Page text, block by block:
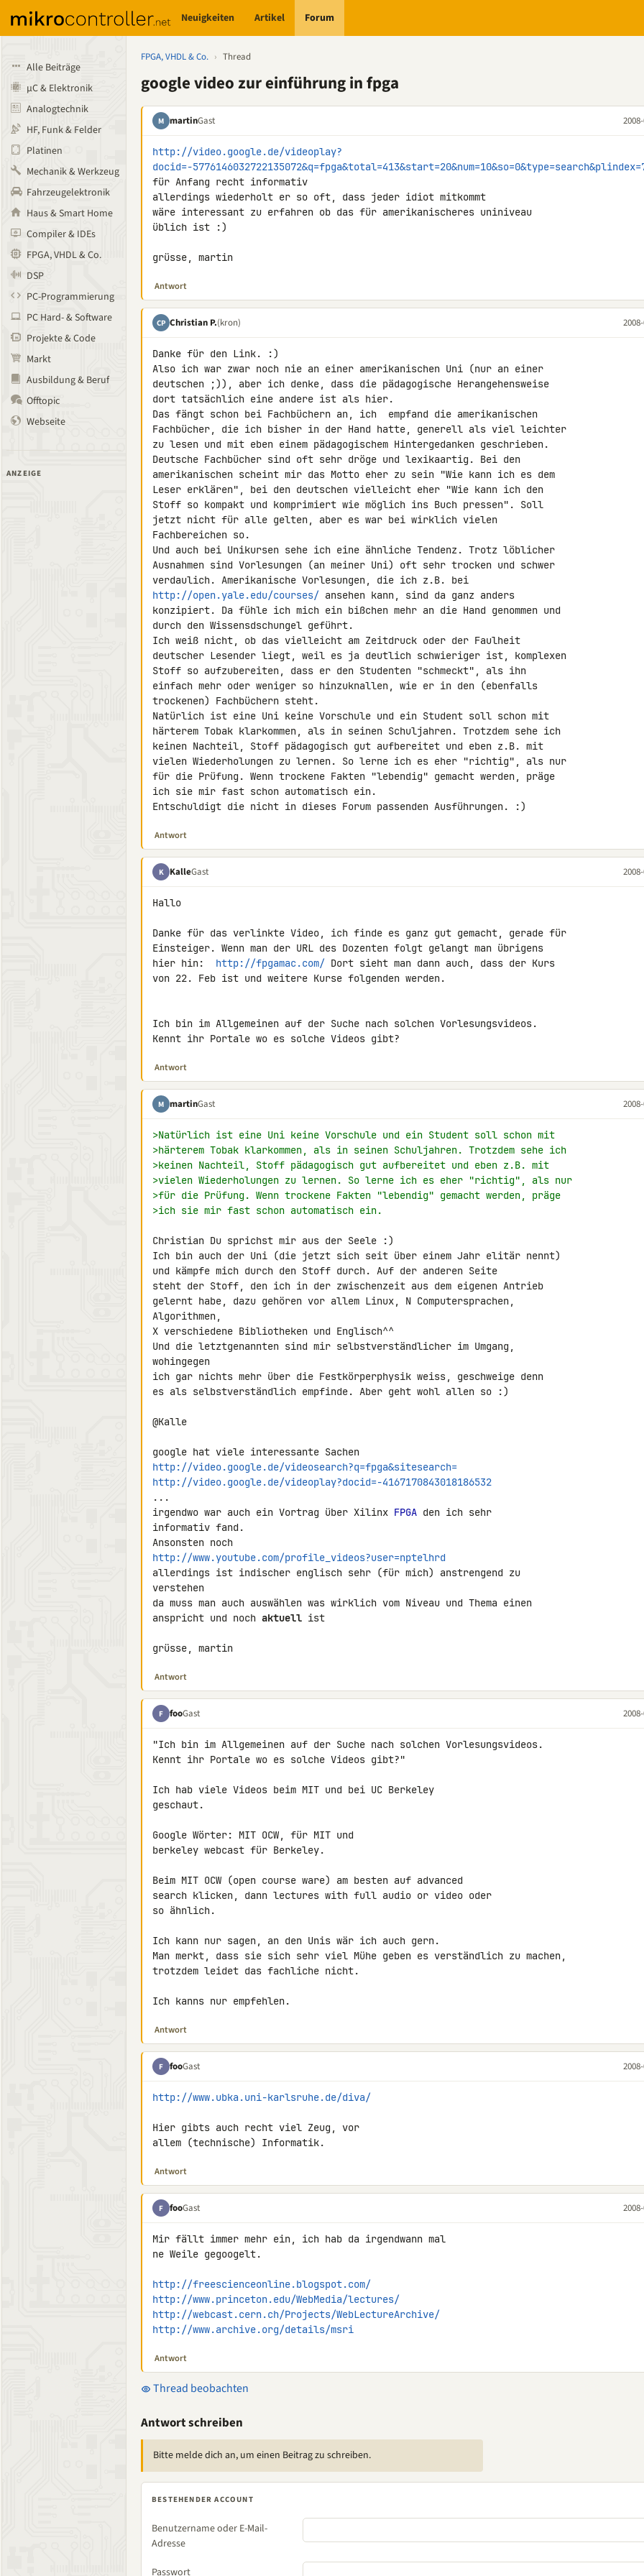
Neuigkeiten Artikel Forum
Alle Beiträge
µC & Elektronik
Analogtechnik
HF, Funk & Felder
Platinen
Mechanik & Werkzeug
Fahrzeugelektronik
Haus & Smart Home
Compiler & IDEs
FPGA, VHDL & Co.
DSP
PC-Programmierung
PC Hard- & Software
Projekte & Code
Markt
Ausbildung & Beruf
Offtopic
Webseite
ANZEIGE
FPGA, VHDL & Co. › Thread
google video zur einführung in fpga
M martinGast
http://video.google.de/videoplay?
docid=-
für Anfang recht informativ
allerdings wiederholt er so oft, dass jeder idiot mitkommt
wäre interessant zu erfahren ob das für amerikanischeres uniniveau
üblich ist :)
grüsse, martin
Antwort
CP Christian P.(kron)
Danke für den Link. :)
Also ich war zwar noch nie an einer amerikanischen Uni (nur an einer
deutschen ;)), aber ich denke, dass die pädagogische Herangehensweise
dort tatsächlich eine andere ist als hier.
Das fängt schon bei Fachbüchern an, ich  empfand die amerikanischen
Fachbücher, die ich bisher in der Hand hatte, generell als viel leichter
zu lesen und mit eben einem pädagogischem Hintergedanken geschrieben.
Deutsche Fachbücher sind oft sehr dröge und lexikaartig. Bei den
amerikanischen scheint mir das Motto eher zu sein "Wie kann ich es dem
Leser erklären", bei den deutschen vielleicht eher "Wie kann ich den
Stoff so kompakt und komprimiert wie möglich ins Buch pressen". Soll
jetzt nicht für alle gelten, aber es war bei wirklich vielen
Fachbereichen so.
Und auch bei Unikursen sehe ich eine ähnliche Tendenz. Trotz löblicher
Ausnahmen sind Vorlesungen (an meiner Uni) oft sehr trocken und schwer
http://open.yale.edu/courses/ ansehen kann, sind da ganz anders
konzipiert. Da fühle ich mich ein bißchen mehr an die Hand genommen und
durch den Wissensdschungel geführt.
Ich weiß nicht, ob das vielleicht am Zeitdruck oder der Faulheit
deutscher Lesender liegt, weil es ja deutlich schwieriger ist, komplexen
Stoff so aufzubereiten, dass er den Studenten "schmeckt", als ihn
einfach mehr oder weniger so hinzuknallen, wie er in den (ebenfalls
trockenen) Fachbüchern steht.
Natürlich ist eine Uni keine Vorschule und ein Student soll schon mit
härterem Tobak klarkommen, als in seinen Schuljahren. Trotzdem sehe ich
keinen Nachteil, Stoff pädagogisch gut aufbereitet und eben z.B. mit
vielen Wiederholungen zu lernen. So lerne ich es eher "richtig", als nur
für die Prüfung. Wenn trockene Fakten "lebendig" gemacht werden, präge
ich sie mir fast schon automatisch ein.
Entschuldigt die nicht in dieses Forum passenden Ausführungen. :)
Antwort
K KalleGast
Hallo
Danke für das verlinkte Video, ich finde es ganz gut gemacht, gerade für
Einsteiger. Wenn man der URL des Dozenten folgt gelangt man übrigens
hier hin: http://fpgamac.com/ Dort sieht man dann auch, dass der Kurs
von 22. Feb ist und weitere Kurse folgenden werden.
Ich bin im Allgemeinen auf der Suche nach solchen Vorlesungsvideos.
Kennt ihr Portale wo es solche Videos gibt?
Antwort
M martinGast
>Natürlich ist eine Uni keine Vorschule und ein Student soll schon mit
>härterem Tobak klarkommen, als in seinen Schuljahren. Trotzdem sehe ich
>keinen Nachteil, Stoff pädagogisch gut aufbereitet und eben z.B. mit
>vielen Wiederholungen zu lernen. So lerne ich es eher "richtig", als nur
>für die Prüfung. Wenn trockene Fakten "lebendig" gemacht werden, präge
>ich sie mir fast schon automatisch ein.
Christian Du sprichst mir aus der Seele :)
Ich bin auch der Uni (die jetzt sich seit über einem Jahr elitär nennt)
und kämpfe mich durch den Stoff durch. Auf der anderen Seite
steht der Stoff, den ich in der zwischenzeit aus dem eigenen Antrieb
gelernt habe, dazu gehören vor allem Linux, N Computersprachen,
Algorithmen,
X verschiedene Bibliotheken und Englisch^^
Und die letztgenannten sind mir selbstverständlicher im Umgang,
wohingegen
ich gar nichts mehr über die Festkörperphysik weiss, geschweige denn
es als selbstverständlich empfinde. Aber geht wohl allen so :)
@Kalle
http://video.google.de/videosearch?q=fpga&sitesearch=
http://video.google.de/videoplay?docid=-4167170843018186532
...
irgendwo war auch ein Vortrag über Xilinx FPGA den ich sehr
informativ fand.
http://www.youtube.com/profile_videos?user=nptelhrd
allerdings ist indischer englisch sehr (für mich) anstrengend zu
verstehen
da muss man auch auswählen was wirklich vom Niveau und Thema einen
anspricht und noch aktuell ist
grüsse, martin
Antwort
F fooGast
"Ich bin im Allgemeinen auf der Suche nach solchen Vorlesungsvideos.
Kennt ihr Portale wo es solche Videos gibt?"
Ich hab viele Videos beim MIT und bei UC Berkeley
geschaut.
Google Wörter: MIT OCW, für MIT und
berkeley webcast für Berkeley.
Beim MIT OCW (open course ware) am besten auf advanced
search klicken, dann lectures with full audio or video oder
so ähnlich.
Ich kann nur sagen, an den Unis wär ich auch gern.
Man merkt, dass sie sich sehr viel Mühe geben es verständlich zu machen,
trotzdem leidet das fachliche nicht.
Ich kanns nur empfehlen.
Antwort
F fooGast
http://www.ubka.uni-karlsruhe.de/diva/
Hier gibts auch recht viel Zeug, vor
allem (technische) Informatik.
Antwort
F fooGast
Mir fällt immer mehr ein, ich hab da irgendwann mal
ne Weile gegoogelt.
http://freescienceonline.blogspot.com/
http://www.princeton.edu/WebMedia/lectures/
http://webcast.cern.ch/Projects/WebLectureArchive/
http://www.archive.org/details/msri
Antwort
Thread beobachten
Antwort schreiben
Bitte melde dich an, um einen Beitrag zu schreiben.
BESTEHENDER ACCOUNT
Benutzername oder E-Mail-
Adresse
Passwort